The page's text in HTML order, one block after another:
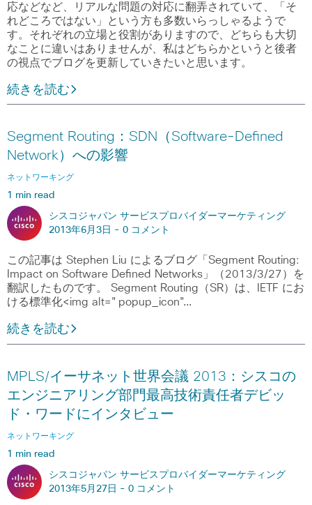
応などなど、リアルな問題の対応に翻弄されていて、「そ
れどころではない」という方も多数いらっしゃるようで
す。それぞれの立場と役割がありますので、どちらも大切
なことに違いはありませんが、私はどちらかというと後者
の視点でブログを更新していきたいと思います。
続きを読む
Segment Routing：SDN（Software-Defined
Network）への影響
ネットワーキング
1 min read
シスコジャパン サービスプロバイダーマーケティング
2013年6月3日 - 0 コメント
この記事は Stephen Liu によるブログ「Segment Routing:
Impact on Software Defined Networks」（2013/3/27）を
翻訳したものです。 Segment Routing（SR）は、IETF にお
ける標準化<img alt="popup_icon"…
続きを読む
MPLS/イーサネット世界会議 2013：シスコの
エンジニアリング部門最高技術責任者デビッ
ド・ワードにインタビュー
ネットワーキング
1 min read
シスコジャパン サービスプロバイダーマーケティング
2013年5月27日 - 0 コメント